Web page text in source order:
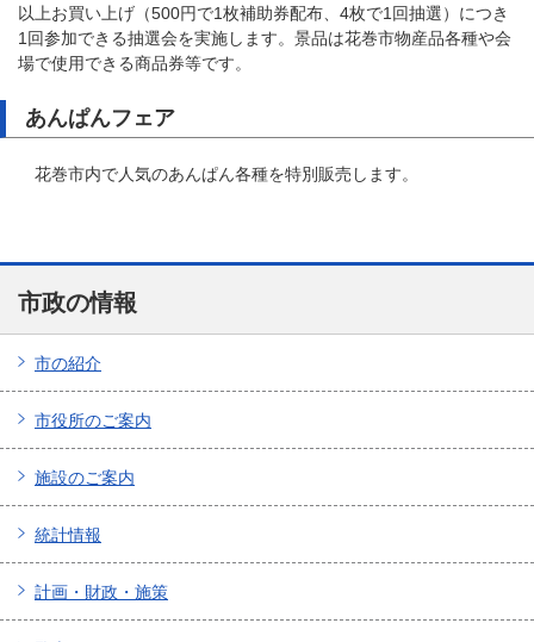
以上お買い上げ（500円で1枚補助券配布、4枚で1回抽選）につき
1回参加できる抽選会を実施します。景品は花巻市物産品各種や会
場で使用できる商品券等です。
あんぱんフェア
花巻市内で人気のあんぱん各種を特別販売します。
市政の情報
市の紹介
市役所のご案内
施設のご案内
統計情報
計画・財政・施策